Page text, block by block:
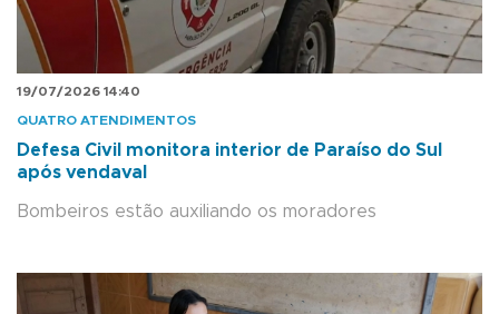
19/07/2026 14:40
QUATRO ATENDIMENTOS
Defesa Civil monitora interior de Paraíso do Sul
após vendaval
Bombeiros estão auxiliando os moradores